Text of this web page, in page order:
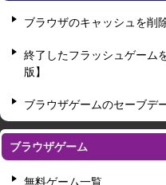
ブラウザのキャッシュを削
終了したフラッシュゲーム
版】
ブラウザゲームのセーブデ
ブラウザゲーム
無料ゲーム一覧